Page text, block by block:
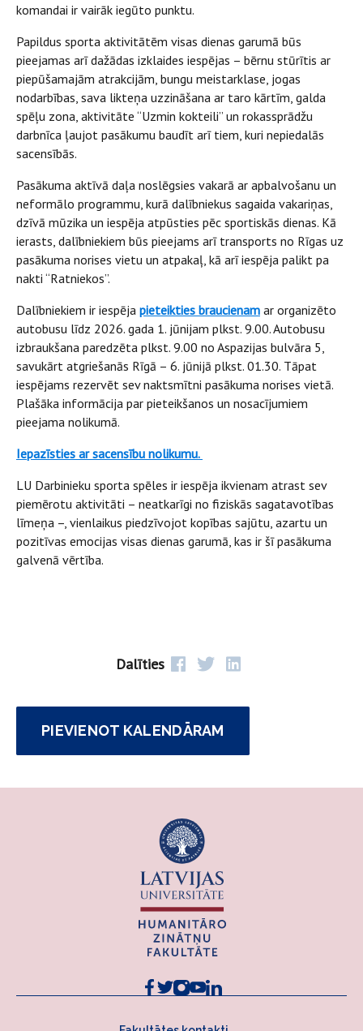
komandai ir vairāk iegūto punktu.
Papildus sporta aktivitātēm visas dienas garumā būs
pieejamas arī dažādas izklaides iespējas – bērnu stūrītis ar
piepūšamajām atrakcijām, bungu meistarklase, jogas
nodarbības, sava likteņa uzzināšana ar taro kārtīm, galda
spēļu zona, aktivitāte “Uzmin kokteili” un rokassprādžu
darbnīca ļaujot pasākumu baudīt arī tiem, kuri nepiedalās
sacensībās.
Pasākuma aktīvā daļa noslēgsies vakarā ar apbalvošanu un
neformālo programmu, kurā dalībniekus sagaida vakariņas,
dzīvā mūzika un iespēja atpūsties pēc sportiskās dienas. Kā
ierasts, dalībniekiem būs pieejams arī transports no Rīgas uz
pasākuma norises vietu un atpakaļ, kā arī iespēja palikt pa
nakti “Ratniekos”.
Dalībniekiem ir iespēja pieteikties braucienam ar organizēto
autobusu līdz 2026. gada 1. jūnijam plkst. 9.00. Autobusu
izbraukšana paredzēta plkst. 9.00 no Aspazijas bulvāra 5,
savukārt atgriešanās Rīgā – 6. jūnijā plkst. 01.30. Tāpat
iespējams rezervēt sev naktsmītni pasākuma norises vietā.
Plašāka informācija par pieteikšanos un nosacījumiem
pieejama nolikumā.
Iepazīsties ar sacensību nolikumu.
LU Darbinieku sporta spēles ir iespēja ikvienam atrast sev
piemērotu aktivitāti – neatkarīgi no fiziskās sagatavotības
līmeņa –, vienlaikus piedzīvojot kopības sajūtu, azartu un
pozitīvas emocijas visas dienas garumā, kas ir šī pasākuma
galvenā vērtība.
Dalīties
PIEVIENOT KALENDĀRAM